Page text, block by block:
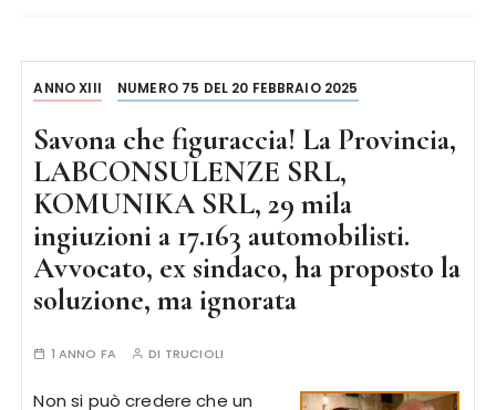
ANNO XIII NUMERO 75 DEL 20 FEBBRAIO 2025
Savona che figuraccia! La Provincia,
LABCONSULENZE SRL,
KOMUNIKA SRL, 29 mila
ingiuzioni a 17.163 automobilisti.
Avvocato, ex sindaco, ha proposto la
soluzione, ma ignorata
1 ANNO FA DI TRUCIOLI
Non si può credere che un